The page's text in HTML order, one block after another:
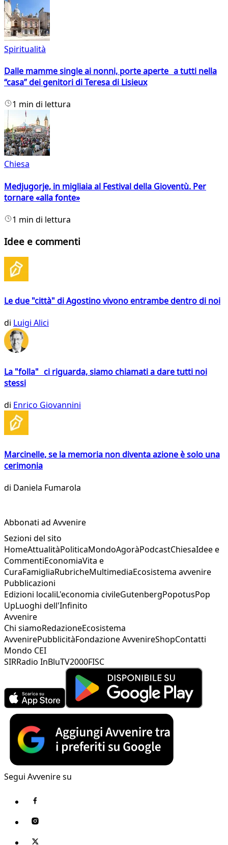
Spiritualità
Dalle mamme single ai nonni, porte aperte a tutti nella
“casa” dei genitori di Teresa di Lisieux
1 min di lettura
Chiesa
Medjugorje, in migliaia al Festival della Gioventù. Per
tornare «alla fonte»
1 min di lettura
Idee e commenti
Le due "città" di Agostino vivono entrambe dentro di noi
di Luigi Alici
La "folla" ci riguarda, siamo chiamati a dare tutti noi
stessi
di Enrico Giovannini
Marcinelle, se la memoria non diventa azione è solo una
cerimonia
di Daniela Fumarola
Abbonati ad Avvenire
Sezioni del sito
HomeAttualitàPoliticaMondoAgoràPodcastChiesaIdee e
CommentiEconomiaVita e
CuraFamigliaRubricheMultimediaEcosistema avvenire
Pubblicazioni
Edizioni localiL'economia civileGutenbergPopotusPop
UpLuoghi dell'Infinito
Avvenire
Chi siamoRedazioneEcosistema
AvvenirePubblicitàFondazione AvvenireShopContatti
Mondo CEI
SIRRadio InBluTV2000FISC
Segui Avvenire su